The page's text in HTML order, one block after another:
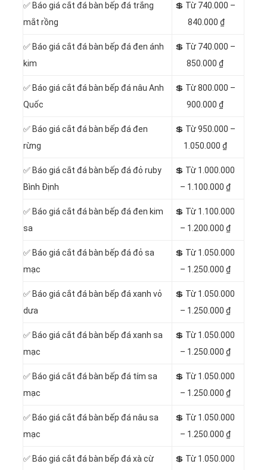
✅ Báo giá cắt đá bàn bếp đá trắng
mắt rồng
💲 Từ 740.000 –
840.000 ₫
✅ Báo giá cắt đá bàn bếp đá đen ánh
kim
💲 Từ 740.000 –
850.000 ₫
✅ Báo giá cắt đá bàn bếp đá nâu Anh
Quốc
💲 Từ 800.000 –
900.000 ₫
✅ Báo giá cắt đá bàn bếp đá đen
rừng
💲 Từ 950.000 –
1.050.000 ₫
✅ Báo giá cắt đá bàn bếp đá đỏ ruby
Bình Định
💲 Từ 1.000.000
– 1.100.000 ₫
✅ Báo giá cắt đá bàn bếp đá đen kim
sa
💲 Từ 1.100.000
– 1.200.000 ₫
✅ Báo giá cắt đá bàn bếp đá đỏ sa
mạc
💲 Từ 1.050.000
– 1.250.000 ₫
✅ Báo giá cắt đá bàn bếp đá xanh vỏ
dưa
💲 Từ 1.050.000
– 1.250.000 ₫
✅ Báo giá cắt đá bàn bếp đá xanh sa
mạc
💲 Từ 1.050.000
– 1.250.000 ₫
✅ Báo giá cắt đá bàn bếp đá tím sa
mạc
💲 Từ 1.050.000
– 1.250.000 ₫
✅ Báo giá cắt đá bàn bếp đá nâu sa
mạc
💲 Từ 1.050.000
– 1.250.000 ₫
✅ Báo giá cắt đá bàn bếp đá xà cừ
💲 Từ 1.050.000